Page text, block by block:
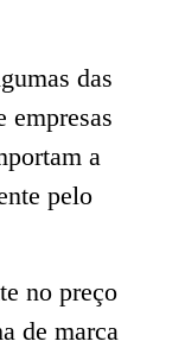
das
empresas
a
pelo
no preço
de marca